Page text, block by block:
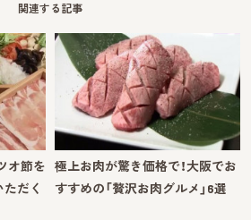
関連する記事
オ節を
だく
極上お肉が驚き価格で！大阪でお
すすめの「贅沢お肉グルメ」6選